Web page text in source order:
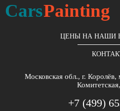
CarsPainting
ЦЕНЫ НА НАШИ
Московская обл., г.
+7 (499)